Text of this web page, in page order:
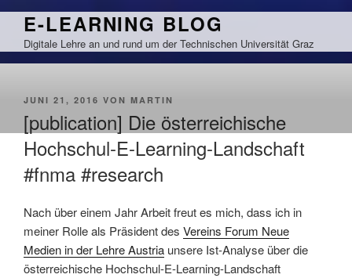
Zum
springen
E-LEARNING BLOG
Digitale Lehre an und rund um der Technischen Universität Graz
VERÖFFENTLICHT
JUNI 21, 2016 VON MARTIN
[publication] Die österreichische
Hochschul-E-Learning-Landschaft
#fnma #research
Nach über einem Jahr Arbeit freut es mich, dass ich in
meiner Rolle als Präsident des Vereins Forum Neue
Medien in der Lehre Austria unsere Ist-Analyse über die
österreichische Hochschul-E-Learning-Landschaft